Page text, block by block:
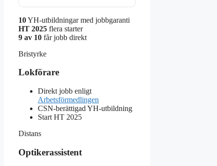
10YH-utbildningar med jobbgaranti
HT 2025 flera starter
9 av 10 får jobb direkt
Bristyrke
Lokförare
Direkt jobb enligt
Arbetsförmedlingen
CSN-berättigad YH-utbildning
Start HT 2025
Distans
Optikerassistent